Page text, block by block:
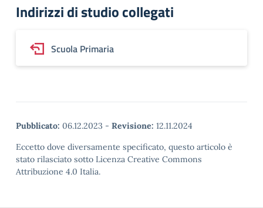
Indirizzi di studio collegati
Scuola Primaria
Pubblicato: 06.12.2023 - Revisione: 12.11.2024
Eccetto dove diversamente specificato, questo articolo è
stato rilasciato sotto Licenza Creative Commons
Attribuzione 4.0 Italia.